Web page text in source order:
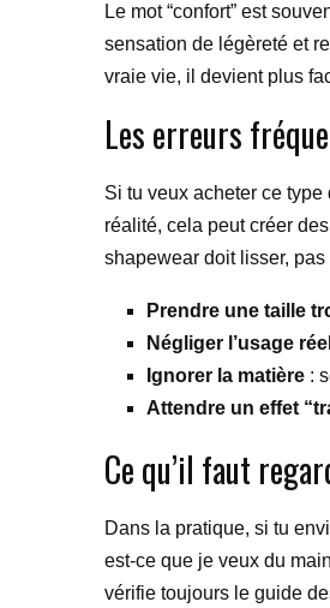
Le mot “confort” est
sensation de légèreté et
vraie vie, il devient plus
Les erreurs
Si tu veux acheter ce
réalité, cela peut créer
shapewear doit lisser,
Prendre une taille
Négliger l’usage réel
Ignorer la matière :
Attendre un effet
Ce qu’il faut
Dans la pratique, si tu
est-ce que je veux du
vérifie toujours le guide